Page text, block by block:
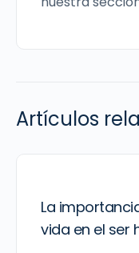
Artículos
La
vida en el ser